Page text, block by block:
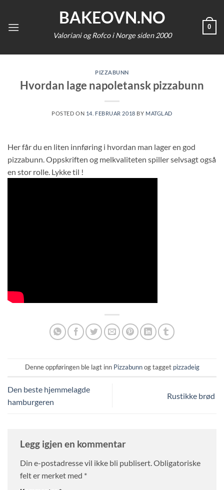
content
BAKEOVN.NO
Valoriani og Rofco i Norge siden 2000
0
PIZZABUNN
Hvordan lage napoletansk pizzabunn
POSTED ON 14. FEBRUAR 2018 BY MATGLAD
Her får du en liten innføring i hvordan man lager en god
pizzabunn. Oppskriften og melkvaliteten spiller selvsagt også
en stor rolle. Lykke til !
Denne oppføringen ble lagt inn Pizzabunnog tagget pizzadeig
Den beste hjemmelagde
hamburgeren
Rustikke brød
Legg igjen en kommentar
Din e-postadresse vil ikke bli publisert. Obligatoriske
felt er merket med *